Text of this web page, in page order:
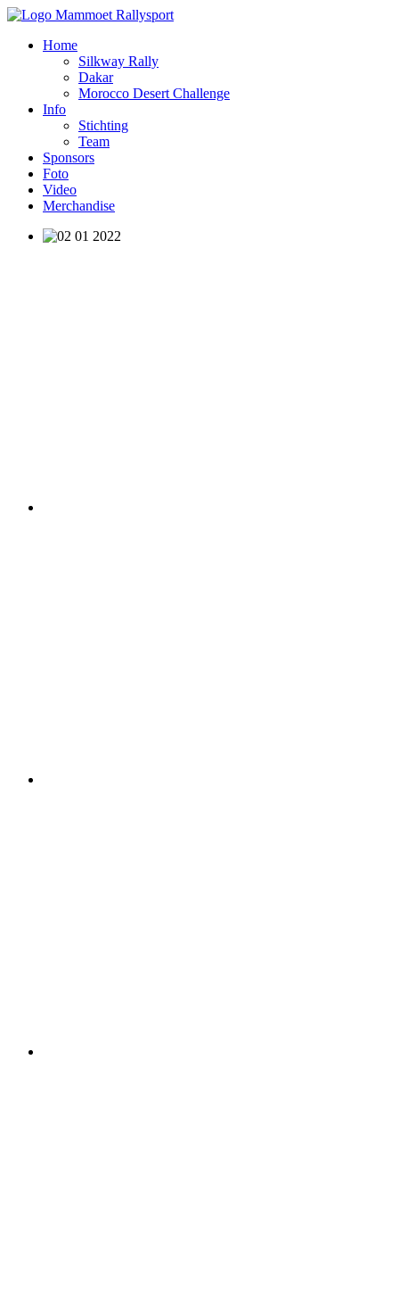
Home
Silkway Rally
Dakar
Morocco Desert Challenge
Info
Stichting
Team
Sponsors
Foto
Video
Merchandise